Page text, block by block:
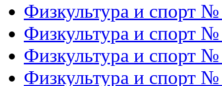
Физкультура и спорт
Физкультура и спорт
Физкультура и спорт
Физкультура и спорт